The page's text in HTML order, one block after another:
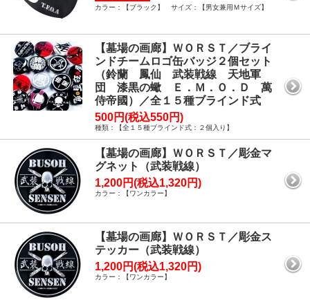
カラー：【ブラック】 サイズ：【男女兼用Ｍサイズ】
【墓場の画廊】ＷＯＲＳＴ／ブライ
ンドチームロゴ缶バッジ２個セット
（鈴蘭 鳳仙 武装戦線 天地軍
団 漆黒の蠍 Ｅ．Ｍ．Ｏ．Ｄ 萬
侍帝國）／全１５種ブラインド式
500円(税込550円)
種類：【全１５種ブラインド式：２個入り】
【墓場の画廊】ＷＯＲＳＴ／彫金マ
グネット（武装戦線）
1,200円(税込1,320円)
カラー：【ワンカラー】
【墓場の画廊】ＷＯＲＳＴ／彫金ス
テッカー（武装戦線）
1,200円(税込1,320円)
カラー：【ワンカラー】